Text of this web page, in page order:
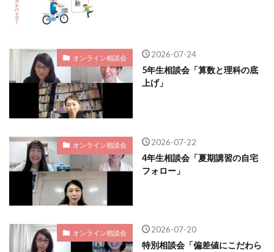
オンライン相談会 2026-07-24
5年生相談会「算数と理科の底
上げ」
オンライン相談会 2026-07-22
4年生相談会「夏期講習の自宅
フォロー」
オンライン相談会 2026-07-20
特別相談会「偏差値にこだわら